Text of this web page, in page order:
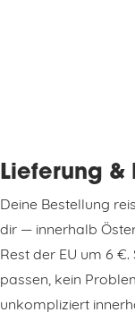
Lieferung &
Deine Bestellung
dir — innerhalb
Rest der EU um 6
passen, kein
unkompliziert